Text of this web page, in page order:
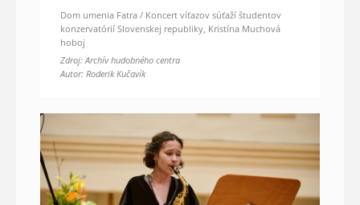
Dom umenia Fatra / Koncert víťazov súťaží študentov
konzervatórií Slovenskej republiky, Kristína Muchová
hoboj
Zdroj: Archív hudobného centra
Autor: Roderik Kučavík